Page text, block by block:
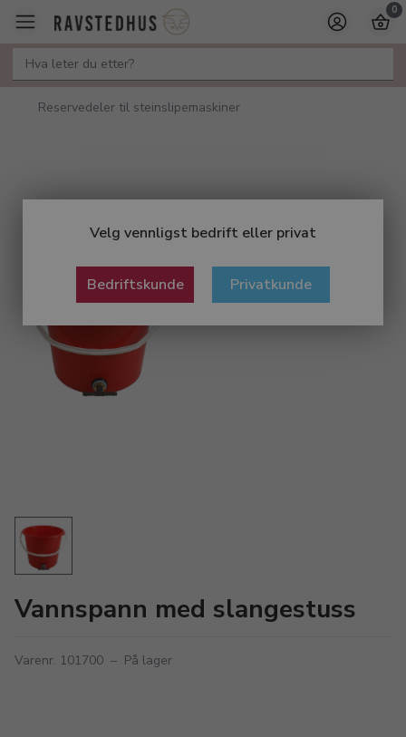
Velg vennligst bedrift eller privat
Bedriftskunde Privatkunde
0
Reservedeler til steinslipemaskiner
Vannspann med slangestuss
Varenr. 101700 – På lager